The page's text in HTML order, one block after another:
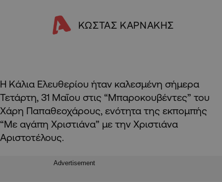
ΚΩΣΤΑΣ ΚΑΡΝΑΚΗΣ
Η Κάλια Ελευθερίου ήταν καλεσμένη σήμερα
Τετάρτη, 31 Μαΐου στις “Μπαροκουβέντες” του
Χάρη Παπαθεοχάρους, ενότητα της εκπομπής
“Με αγάπη Χριστιάνα” με την Χριστιάνα
Αριστοτέλους.
Advertisement